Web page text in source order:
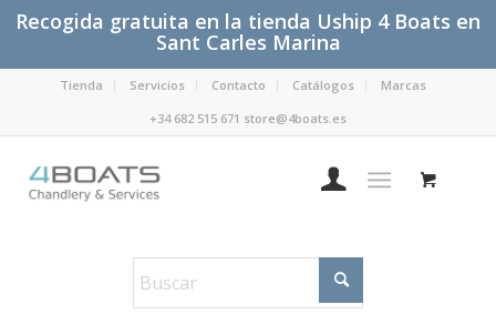
Recogida gratuita en la tienda Uship 4 Boats en
Sant Carles Marina
Tienda Servicios Contacto Catálogos
Marcas
+34 682 515 671 store@4boats.es